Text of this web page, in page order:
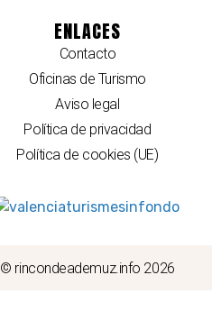
ENLACES
Contacto
Oficinas de Turismo
Aviso legal
Política de privacidad
Política de cookies (UE)
© rincondeademuz.info 2026